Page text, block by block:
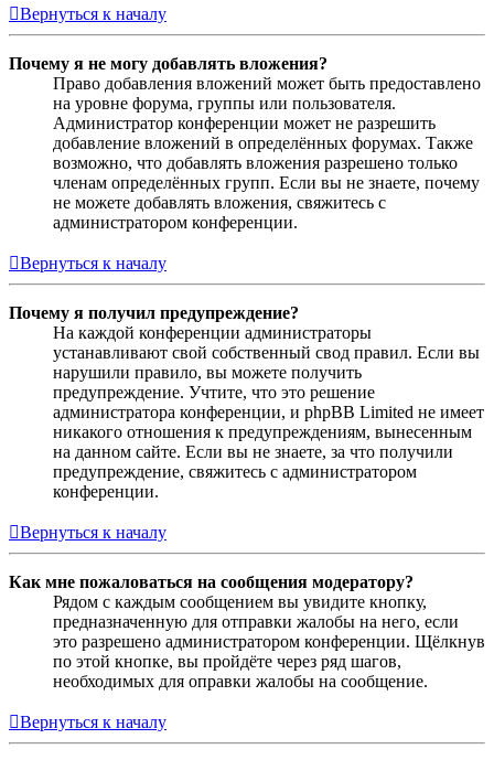
Вернуться к началу
Почему я не могу добавлять вложения?
Право добавления вложений может быть предоставлено
на уровне форума, группы или пользователя.
Администратор конференции может не разрешить
добавление вложений в определённых форумах. Также
возможно, что добавлять вложения разрешено только
членам определённых групп. Если вы не знаете, почему
не можете добавлять вложения, свяжитесь с
администратором конференции.
Вернуться к началу
Почему я получил предупреждение?
На каждой конференции администраторы
устанавливают свой собственный свод правил. Если вы
нарушили правило, вы можете получить
предупреждение. Учтите, что это решение
администратора конференции, и phpBB Limited не имеет
никакого отношения к предупреждениям, вынесенным
на данном сайте. Если вы не знаете, за что получили
предупреждение, свяжитесь с администратором
конференции.
Вернуться к началу
Как мне пожаловаться на сообщения модератору?
Рядом с каждым сообщением вы увидите кнопку,
предназначенную для отправки жалобы на него, если
это разрешено администратором конференции. Щёлкнув
по этой кнопке, вы пройдёте через ряд шагов,
необходимых для оправки жалобы на сообщение.
Вернуться к началу